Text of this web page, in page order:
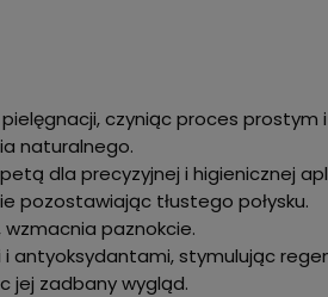
czyniąc proces prostym
naturalnego.
dla precyzyjnej i higienicznej
pozostawiając tłustego połysku.
wzmacnia paznokcie.
antyoksydantami, stymulując
jej zadbany wygląd.